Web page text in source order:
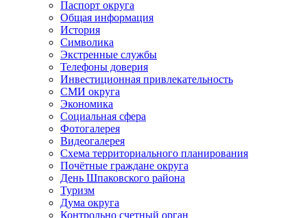
Паспорт округа
Общая информация
История
Символика
Экстренные службы
Телефоны доверия
Инвестиционная привлекательность
СМИ округа
Экономика
Социальная сфера
Фотогалерея
Видеогалерея
Схема территориального планирования
Почётные граждане округа
День Шпаковского района
Туризм
Дума округа
Контрольно счетный орган